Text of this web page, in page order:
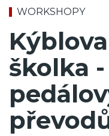
WORKSHOPY
školka